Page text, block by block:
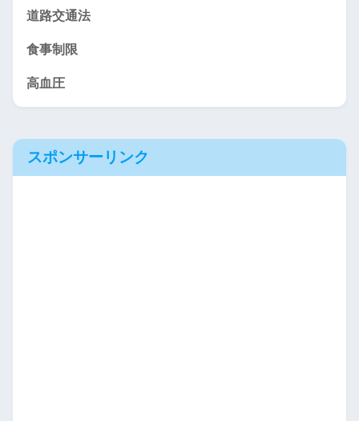
道路交通法
食事制限
高血圧
スポンサーリンク